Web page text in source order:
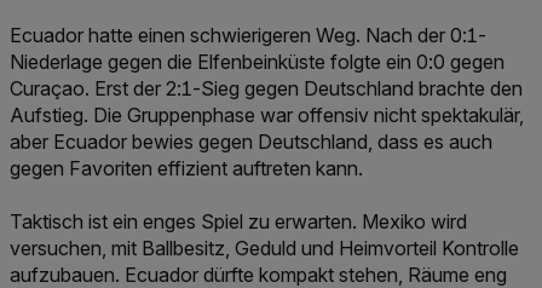
Ecuador hatte einen schwierigeren Weg. Nach der 0:1-
Niederlage gegen die Elfenbeinküste folgte ein 0:0 gegen
Curaçao. Erst der 2:1-Sieg gegen Deutschland brachte den
Aufstieg. Die Gruppenphase war offensiv nicht spektakulär,
aber Ecuador bewies gegen Deutschland, dass es auch
gegen Favoriten effizient auftreten kann.
Taktisch ist ein enges Spiel zu erwarten. Mexiko wird
versuchen, mit Ballbesitz, Geduld und Heimvorteil Kontrolle
aufzubauen. Ecuador dürfte kompakt stehen, Räume eng